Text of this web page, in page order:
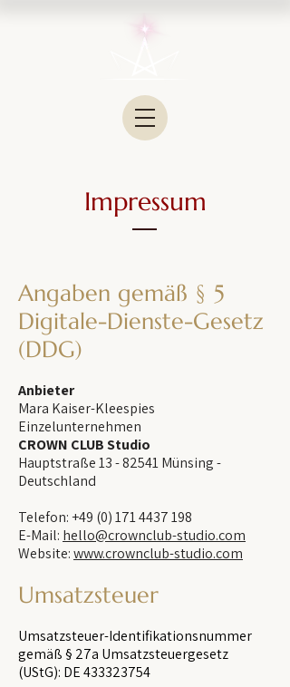
Impressum
Angaben gemäß § 5
Digitale-Dienste-Gesetz
(DDG)
Anbieter
Mara Kaiser-Kleespies
Einzelunternehmen
CROWN CLUB Studio
Hauptstraße 13 - 82541 Münsing -
Deutschland
Telefon: +49 (0) 171 4437 198
E-Mail: hello@crownclub-studio.com
Website:www.crownclub-studio.com
Umsatzsteuer
Umsatzsteuer-Identifikationsnummer
gemäß § 27a Umsatzsteuergesetz
(UStG): DE433323754